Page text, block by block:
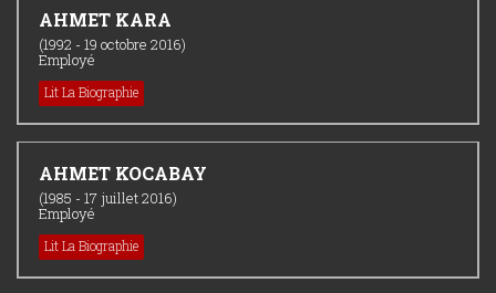
AHMET KARA
(1992 - 19 octobre 2016)
Employé
Lit La Biographie
AHMET KOCABAY
(1985 - 17 juillet 2016)
Employé
Lit La Biographie